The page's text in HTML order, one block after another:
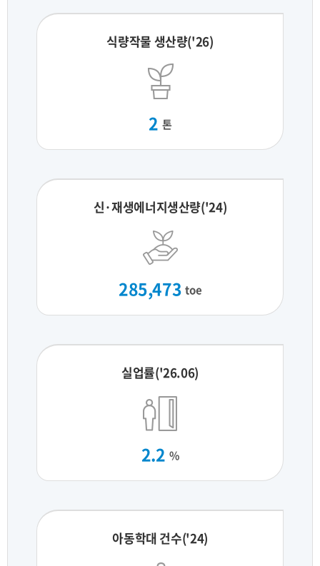
식량작물 생산량('26)
2 톤
신·재생에너지생산량('24)
285,473 toe
실업률('26.06)
2.2 %
아동학대 건수('24)